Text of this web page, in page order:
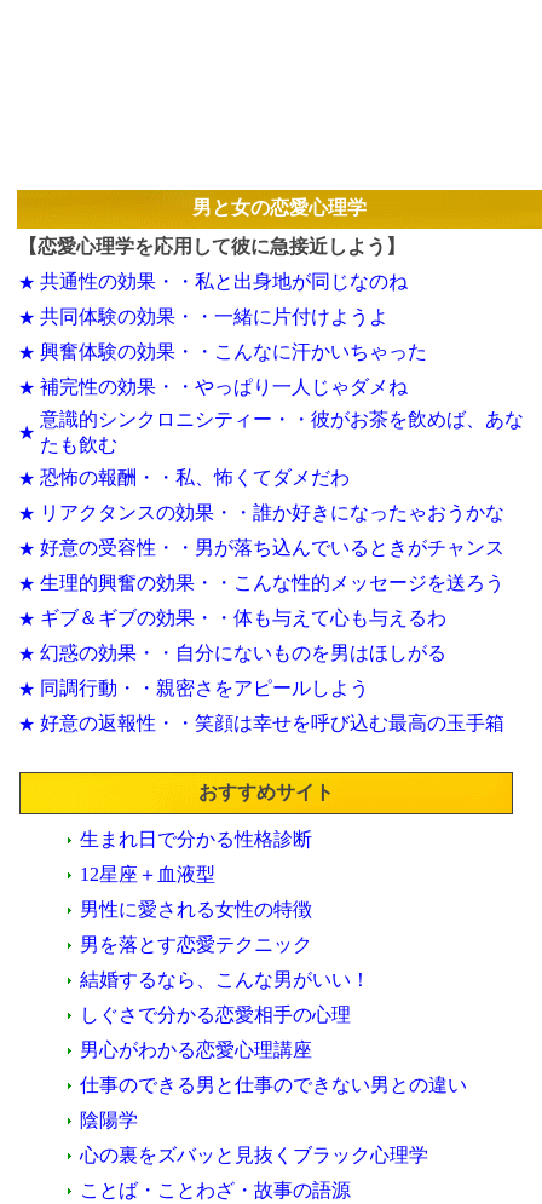
男と女の恋愛心理学
【恋愛心理学を応用して彼に急接近しよう】
★ 共通性の効果・・私と出身地が同じなのね
★ 共同体験の効果・・一緒に片付けようよ
★ 興奮体験の効果・・こんなに汗かいちゃった
★ 補完性の効果・・やっぱり一人じゃダメね
★
意識的シンクロニシティー・・彼がお茶を飲めば、あな
たも飲む
★ 恐怖の報酬・・私、怖くてダメだわ
★ リアクタンスの効果・・誰か好きになったゃおうかな
★ 好意の受容性・・男が落ち込んでいるときがチャンス
★ 生理的興奮の効果・・こんな性的メッセージを送ろう
★ ギブ＆ギブの効果・・体も与えて心も与えるわ
★ 幻惑の効果・・自分にないものを男はほしがる
★ 同調行動・・親密さをアピールしよう
★ 好意の返報性・・笑顔は幸せを呼び込む最高の玉手箱
おすすめサイト
生まれ日で分かる性格診断
12星座＋血液型
男性に愛される女性の特徴
男を落とす恋愛テクニック
結婚するなら、こんな男がいい！
しぐさで分かる恋愛相手の心理
男心がわかる恋愛心理講座
仕事のできる男と仕事のできない男との違い
陰陽学
心の裏をズバッと見抜くブラック心理学
ことば・ことわざ・故事の語源